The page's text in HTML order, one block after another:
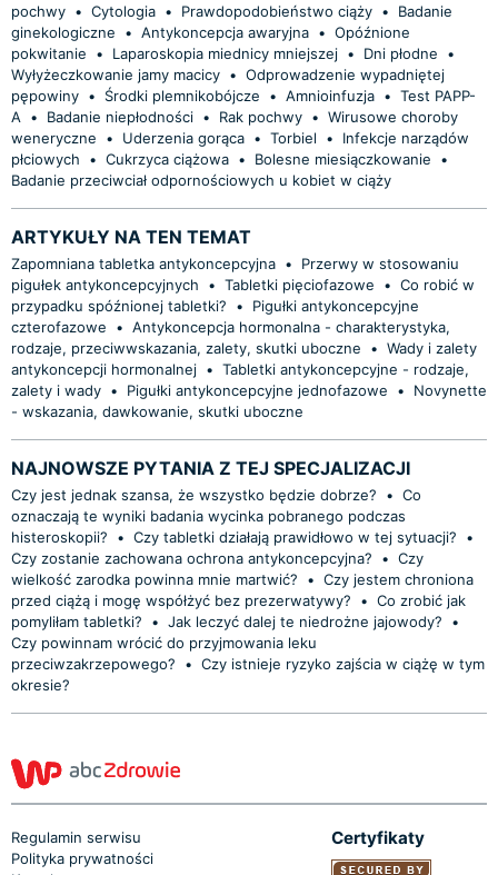
pochwy • Cytologia • Prawdopodobieństwo ciąży •
Badanie
ginekologiczne
• Antykoncepcja awaryjna • Opóźnione
pokwitanie
• Laparoskopia miednicy mniejszej • Dni płodne
•
Wyłyżeczkowanie jamy macicy • Odprowadzenie wypadniętej
pępowiny • Środki plemnikobójcze • Amnioinfuzja • Test PAPP-
A
• Badanie niepłodności • Rak pochwy • Wirusowe choroby
weneryczne
• Uderzenia gorąca • Torbiel •
Infekcje narządów
płciowych
• Cukrzyca ciążowa • Bolesne miesiączkowanie
•
Badanie przeciwciał odpornościowych u kobiet w ciąży
ARTYKUŁY NA TEN TEMAT
Zapomniana tabletka antykoncepcyjna •
Przerwy w stosowaniu
pigułek antykoncepcyjnych
• Tabletki pięciofazowe • Co robić w
przypadku spóźnionej tabletki?
•
Pigułki antykoncepcyjne
czterofazowe
• Antykoncepcja hormonalna - charakterystyka,
rodzaje, przeciwwskazania, zalety, skutki uboczne
• Wady i zalety
antykoncepcji hormonalnej • Tabletki antykoncepcyjne - rodzaje,
zalety i wady • Pigułki antykoncepcyjne jednofazowe •
Novynette
- wskazania, dawkowanie, skutki uboczne
NAJNOWSZE PYTANIA Z TEJ SPECJALIZACJI
Czy jest jednak szansa, że wszystko będzie dobrze? • Co
oznaczają te wyniki badania wycinka pobranego podczas
histeroskopii?
• Czy tabletki działają prawidłowo w tej sytuacji?
•
Czy zostanie zachowana ochrona antykoncepcyjna?
• Czy
wielkość zarodka powinna mnie martwić?
• Czy jestem chroniona
przed ciążą i mogę współżyć bez prezerwatywy?
• Co zrobić jak
pomyliłam tabletki?
• Jak leczyć dalej te niedrożne jajowody?
•
Czy powinnam wrócić do przyjmowania leku
przeciwzakrzepowego?
• Czy istnieje ryzyko zajścia w ciążę w tym
okresie?
Regulamin serwisu
Polityka prywatności
Certyfikaty